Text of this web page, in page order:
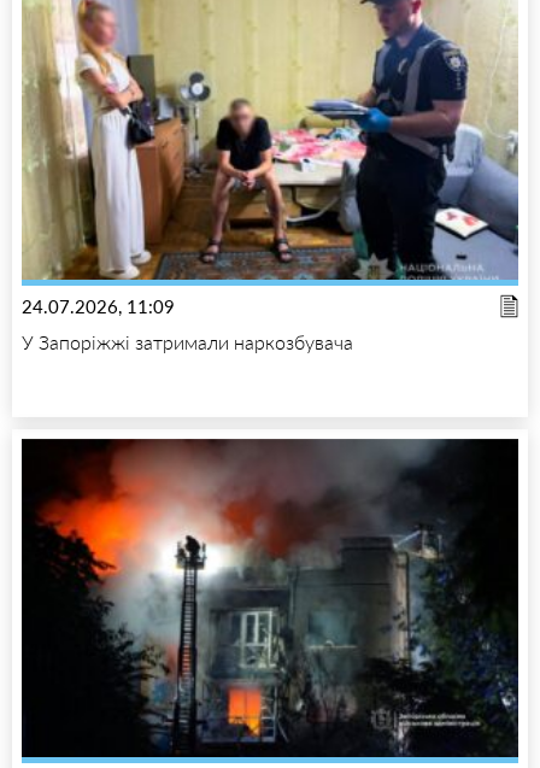
24.07.2026, 11:09
У Запоріжжі затримали наркозбувача